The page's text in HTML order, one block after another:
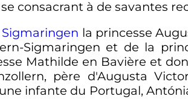
consacrant à de savantes
Sigmaringen la princesse
Sigmaringen et de la
Mathilde en Bavière et
père d'Augusta
infante du Portugal,